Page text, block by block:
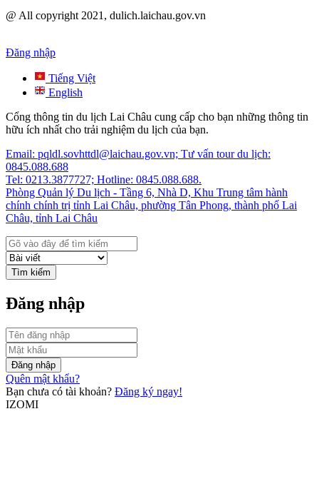
@ All copyright 2021, dulich.laichau.gov.vn
Đăng nhập
Tiếng Việt
English
Cổng thông tin du lịch Lai Châu cung cấp cho bạn những thông tin
hữu ích nhất cho trải nghiệm du lịch của bạn.
Email: pqldl.sovhttdl@laichau.gov.vn; Tư vấn tour du lịch:
0845.088.688
Tel: 0213.3877727; Hotline: 0845.088.688.
Phòng Quản lý Du lịch - Tầng 6, Nhà D, Khu Trung tâm hành
chính chính trị tỉnh Lai Châu, phường Tân Phong, thành phố Lai
Châu, tỉnh Lai Châu
Tìm kiếm
Đăng nhập
Đăng nhập
Quên mật khẩu?
Bạn chưa có tài khoản? Đăng ký ngay!
IZOMI